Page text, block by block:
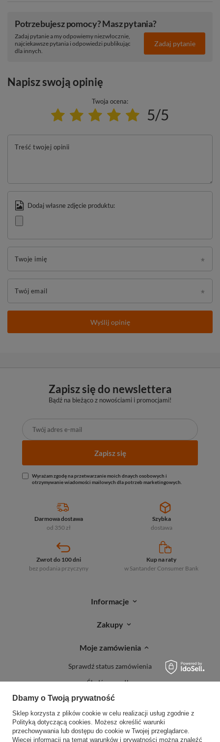
Potrzebujesz pomocy? Masz pytania?
Zadaj pytanie a my odpowiemy niezwłocznie,
najciekawsze pytania i odpowiedzi publikując
dla innych.
Zadaj pytanie
Napisz swoją opinię
Twoja ocena:
5/5
Treść twojej opinii
Dodaj własne zdjęcie produktu:
Twoje imię
Twój email
Wyślij opinię
Zapisz się do newslettera
Bądź na bieżąco z nowościami i promocjami!
Zapisz się
Wyrażam zgodę na przetwarzanie moich dnaych osobowych i
otrzymywanie wiadomości mailowych dla potrzeb marketingowych.
Darmowa dostawa
od 350 zł
Szybka
dostawa
Zwrot do 100 dni
bez podania przyczyny
Kup na raty
w Santander Consumer Bank
Informacje
Zakupy
Moje zamówienia
Sprawdź status zamówienia
Śledź przesyłkę
Reklamacje
Zwroty
Dbamy o Twoją prywatność
Sklep korzysta z plików cookie w celu realizacji usług zgodnie z
Polityką dotyczącą cookies. Możesz określić warunki
przechowywania lub dostępu do cookie w Twojej przeglądarce.
Więcej informacji na temat warunków i prywatności można znaleźć